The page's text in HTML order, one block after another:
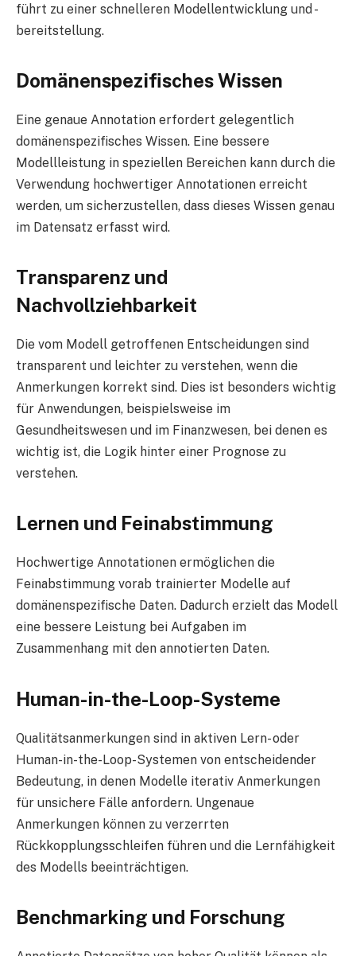
führt zu einer schnelleren Modellentwicklung und -
bereitstellung.
Domänenspezifisches Wissen
Eine genaue Annotation erfordert gelegentlich
domänenspezifisches Wissen. Eine bessere
Modellleistung in speziellen Bereichen kann durch die
Verwendung hochwertiger Annotationen erreicht
werden, um sicherzustellen, dass dieses Wissen genau
im Datensatz erfasst wird.
Transparenz und
Nachvollziehbarkeit
Die vom Modell getroffenen Entscheidungen sind
transparent und leichter zu verstehen, wenn die
Anmerkungen korrekt sind. Dies ist besonders wichtig
für Anwendungen, beispielsweise im
Gesundheitswesen und im Finanzwesen, bei denen es
wichtig ist, die Logik hinter einer Prognose zu
verstehen.
Lernen und Feinabstimmung
Hochwertige Annotationen ermöglichen die
Feinabstimmung vorab trainierter Modelle auf
domänenspezifische Daten. Dadurch erzielt das Modell
eine bessere Leistung bei Aufgaben im
Zusammenhang mit den annotierten Daten.
Human-in-the-Loop-Systeme
Qualitätsanmerkungen sind in aktiven Lern- oder
Human-in-the-Loop-Systemen von entscheidender
Bedeutung, in denen Modelle iterativ Anmerkungen
für unsichere Fälle anfordern. Ungenaue
Anmerkungen können zu verzerrten
Rückkopplungsschleifen führen und die Lernfähigkeit
des Modells beeinträchtigen.
Benchmarking und Forschung